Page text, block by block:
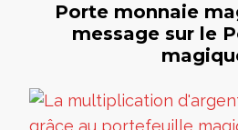
Porte monnaie
message sur le